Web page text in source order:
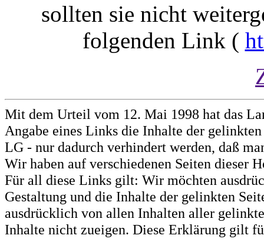
sollten sie nicht
folgenden Link (
Mit dem Urteil vom 12. Mai 1998 hat das
Angabe eines Links die Inhalte der
LG - nur dadurch verhindert werden, daß
Wir haben auf verschiedenen Seiten dieser
Für all diese Links gilt: Wir möchten
Gestaltung und die Inhalte der gelinkten
ausdrücklich von allen Inhalten aller
Inhalte nicht zueigen. Diese Erklärung gilt